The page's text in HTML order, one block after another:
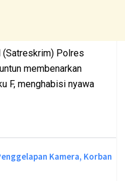
(Satreskrim) Polres
membenarkan
F, menghabisi nyawa
Kamera, Korban